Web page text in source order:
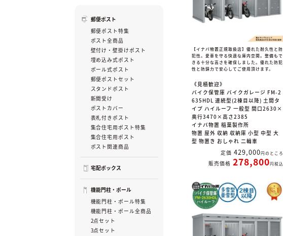
【イナバ物置正規取扱店】優れた耐久性と防
犯性。愛車を守る快適な庫内空間。整備もで
きる十分な高さを確保しました。優れた防犯
性と防錆力で安心してご使用頂けます。
《見積歓迎》
バイク保管庫 バイクガレージ FM-2
635HDL 連続型(2棟目以降) 土間タ
イプ ハイルーフ 一般型 間口2630×
奥行3470×高さ2385
イナバ物置 稲葉製作所
物置 屋外 収納 収納庫 小型 中型 大
型 物置き おしゃれ 二輪車
定価 429,000 のところ
販売価格 278,800 税込
郵便ポスト
郵便ポスト特集
ポスト全商品
壁付け・壁掛けポスト
埋め込み式ポスト
ポール式ポスト
郵便ポストセット
スタンドポスト
新聞受け
ポストカバー
表札付きポスト
集合住宅用ポスト特集
集合住宅用ポスト
ポスト関連商品
宅配ボックス
機能門柱・ポール
機能門柱・ポール特集
機能門柱・ポール全商品
2点セット
3点セット